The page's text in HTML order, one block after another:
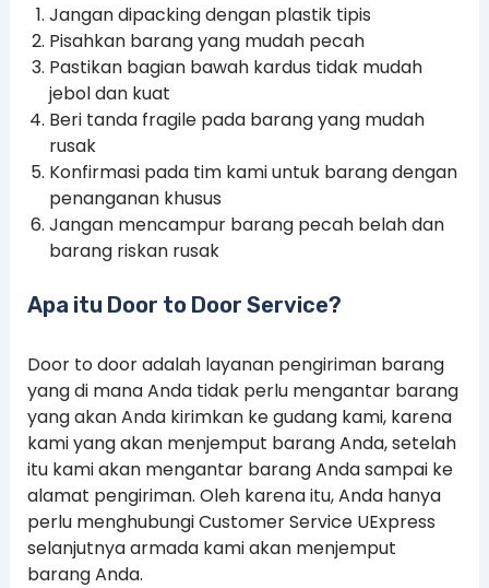
Jangan dipacking dengan plastik tipis
Pisahkan barang yang mudah pecah
Pastikan bagian bawah kardus tidak mudah
jebol dan kuat
Beri tanda fragile pada barang yang mudah
rusak
Konfirmasi pada tim kami untuk barang dengan
penanganan khusus
Jangan mencampur barang pecah belah dan
barang riskan rusak
Apa itu Door to Door Service?
Door to door adalah layanan pengiriman barang
yang di mana Anda tidak perlu mengantar barang
yang akan Anda kirimkan ke gudang kami, karena
kami yang akan menjemput barang Anda, setelah
itu kami akan mengantar barang Anda sampai ke
alamat pengiriman. Oleh karena itu, Anda hanya
perlu menghubungi Customer Service UExpress
selanjutnya armada kami akan menjemput
barang Anda.